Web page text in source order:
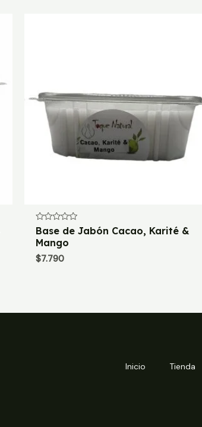
Valorado
con
0
5
Base de Jabón Cacao, Karité &
Mango
$7.790
Inicio Tienda